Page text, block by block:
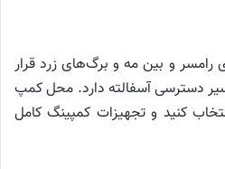
در ۳۰ کیلومتری رامسر و بین مه و برگ‌های زرد قرار
۲۰ درجه و مسیر دسترسی آسفالته دارد. محل کمپ
کنید و تجهیزات کمپینگ کامل